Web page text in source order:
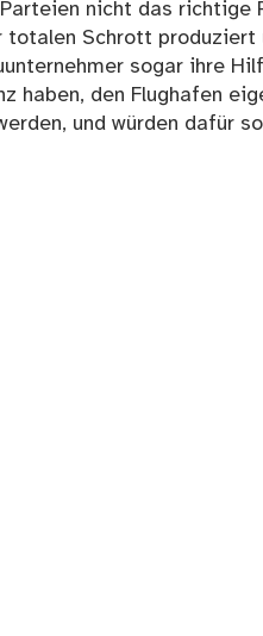
nicht das richtige
totalen Schrott
sogar ihre
haben, den Flughafen
und würden dafür